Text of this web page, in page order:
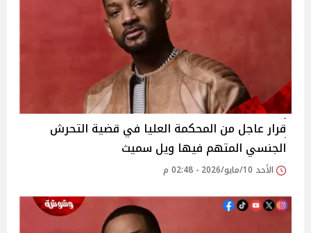
قرار عاجل من المحكمة العليا في قضية التحرش
الجنسي المتهم فيها ويل سميث
الأحد 10/مايو/2026 - 02:48 م